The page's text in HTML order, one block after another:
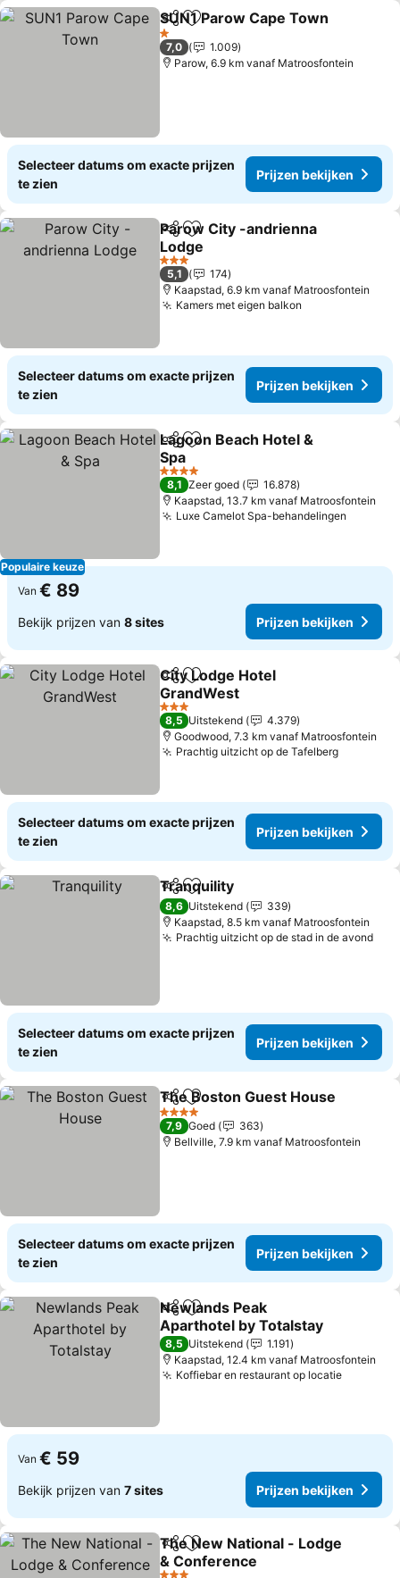
DelenToevoegen aan favorieten
SUN1 Parow Cape Town
1 Sterren
7,0
1.009
Parow, 6.9 km vanaf Matroosfontein
Selecteer datums om exacte prijzen
te zien
Prijzen bekijken
DelenToevoegen aan favorieten
Parow City -andrienna
Lodge
Prijzen bekijken
3 Sterren
5,1
174
Kaapstad, 6.9 km vanaf Matroosfontein
Kamers met eigen balkon
Selecteer datums om exacte prijzen
te zien
Prijzen bekijken
Populaire keuze
DelenToevoegen aan favorieten
Lagoon Beach Hotel &
Spa
Prijzen bekijken
4 Sterren
8,1 Zeer goed
16.878
Kaapstad, 13.7 km vanaf Matroosfontein
Luxe Camelot Spa-behandelingen
Van € 89
Bekijk prijzen van 8 sites Prijzen bekijken
DelenToevoegen aan favorieten
City Lodge Hotel
GrandWest
Prijzen bekijken
3 Sterren
8,5 Uitstekend
4.379
Goodwood, 7.3 km vanaf Matroosfontein
Prachtig uitzicht op de TafelbergPrijzen
Selecteer datums om exacte prijzen
te zien
Prijzen bekijken
DelenToevoegen aan favorieten
Tranquility
8,6 Uitstekend
339
Kaapstad, 8.5 km vanaf Matroosfontein
Prachtig uitzicht op de stad in de avond
Selecteer datums om exacte prijzen
te zien
Prijzen bekijken
DelenToevoegen aan favorieten
The Boston Guest House
4 Sterren
7,9 Goed
363
Bellville, 7.9 km vanaf Matroosfontein
Selecteer datums om exacte prijzen
te zien
Prijzen bekijken
DelenToevoegen aan favorieten
Newlands Peak
Aparthotel by Totalstay
Prijzen bekijken
8,5 Uitstekend
1.191
Kaapstad, 12.4 km vanaf Matroosfontein
Koffiebar en restaurant op locatiePrijzen
Van € 59
Bekijk prijzen van 7 sites Prijzen bekijken
DelenToevoegen aan favorieten
The New National - Lodge
& Conference